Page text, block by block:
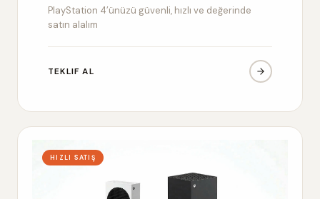
PlayStation 4’ünüzü güvenli, hızlı ve değerinde
satın alalım
TEKLIF AL
HIZLI SATIŞ